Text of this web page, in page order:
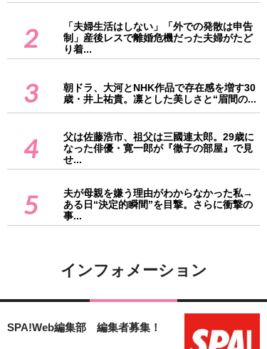
2
「夫婦生活はしない」「外での発散は申告
制」産後レスで離婚危機だった夫婦がたど
り着...
3
朝ドラ、大河とNHK作品で存在感を増す30
歳・井上祐貴。凛とした美しさと“眉間の...
4
父は佐藤浩市、祖父は三國連太郎。29歳に
なった俳優・寛一郎が『徹子の部屋』で見
せ...
5
夫が母親を嫌う理由がわからなかった私→
ある日“決定的瞬間”を目撃。さらに衝撃の
事...
インフォメーション
SPA!Web編集部 編集者募集！